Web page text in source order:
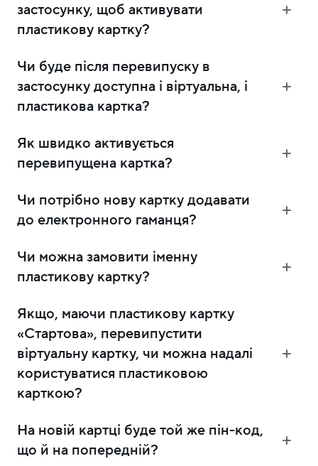
застосунку, щоб активувати
пластикову картку?
Чи буде після перевипуску в
застосунку доступна і віртуальна, і
пластикова картка?
Як швидко активується
перевипущена картка?
Чи потрібно нову картку додавати
до електронного гаманця?
Чи можна замовити іменну
пластикову картку?
Якщо, маючи пластикову картку
«Стартова», перевипустити
віртуальну картку, чи можна надалі
користуватися пластиковою
карткою?
На новій картці буде той же пін-код,
що й на попередній?